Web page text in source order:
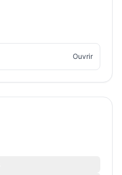
Ouvrir